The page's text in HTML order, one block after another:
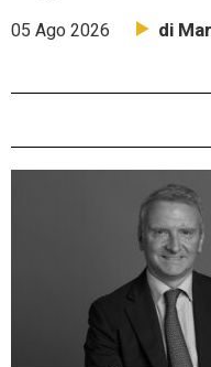
05 Ago 2026 di